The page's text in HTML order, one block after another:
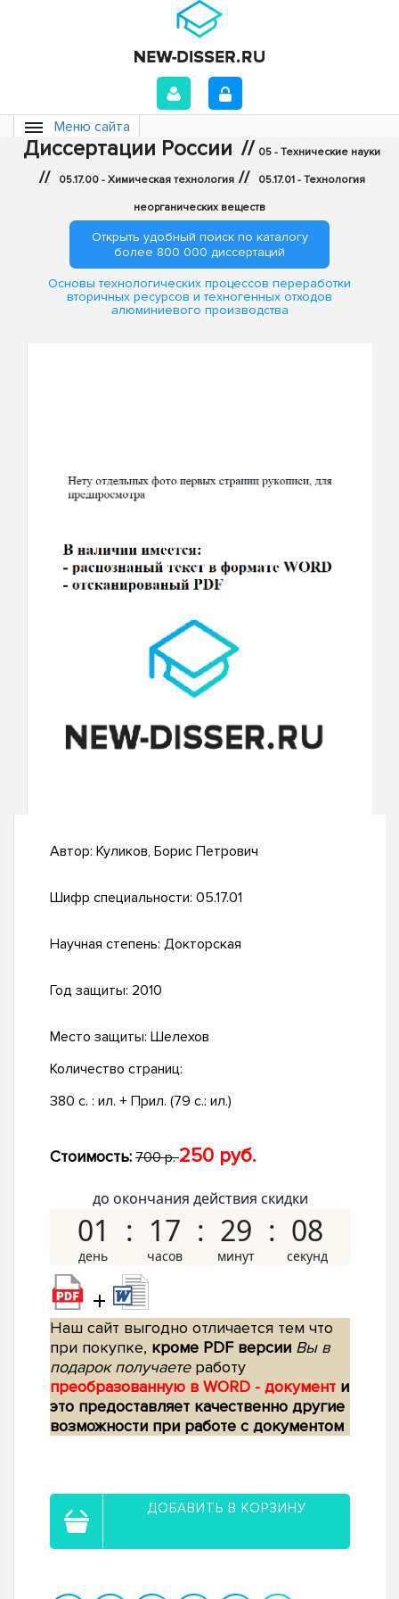
Меню сайта
Диссертации России // 05 - Технические науки
// 05.17.00 - Химическая технология // 05.17.01 - Технология
неорганических веществ
Открыть удобный поиск по каталогу
более 800 000 диссертаций
Основы технологических процессов переработки
вторичных ресурсов и техногенных отходов
алюминиевого производства
Автор: Куликов, Борис Петрович
Шифр специальности: 05.17.01
Научная степень: Докторская
Год защиты: 2010
Место защиты: Шелехов
Количество страниц:
380 с. : ил. + Прил. (79 с.: ил.)
Стоимость: 700 р.250 руб.
до окончания действия скидки
01 17 29 07
+
Наш сайт выгодно отличается тем что
при покупке, кроме PDF версии Вы в
подарок получаетеработу
преобразованную в WORD - документ и
это предоставляет качественно другие
возможности при работе с документом
ДОБАВИТЬ В КОРЗИНУ